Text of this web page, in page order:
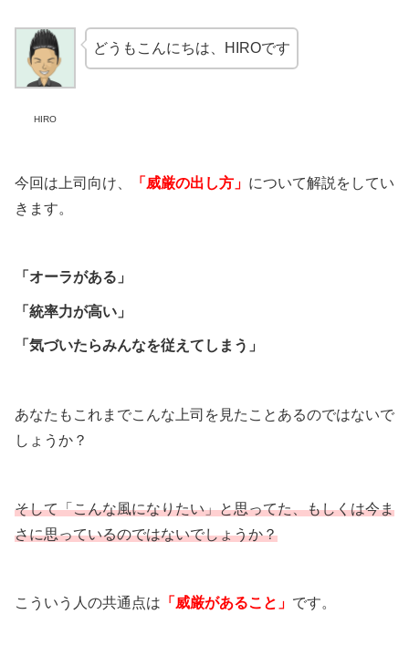
HIRO
どうもこんにちは、HIROです
今回は上司向け、 「威厳の出し方」 について解説をしてい
きます。
「オーラがある」
「統率力が高い」
「気づいたらみんなを従えてしまう」
あなたもこれまでこんな上司を見たことあるのではないで
しょうか？
そして「こんな風になりたい」と思ってた、もしくは今ま
さに思っているのではないでしょうか？
こういう人の共通点は 「威厳があること」 です。